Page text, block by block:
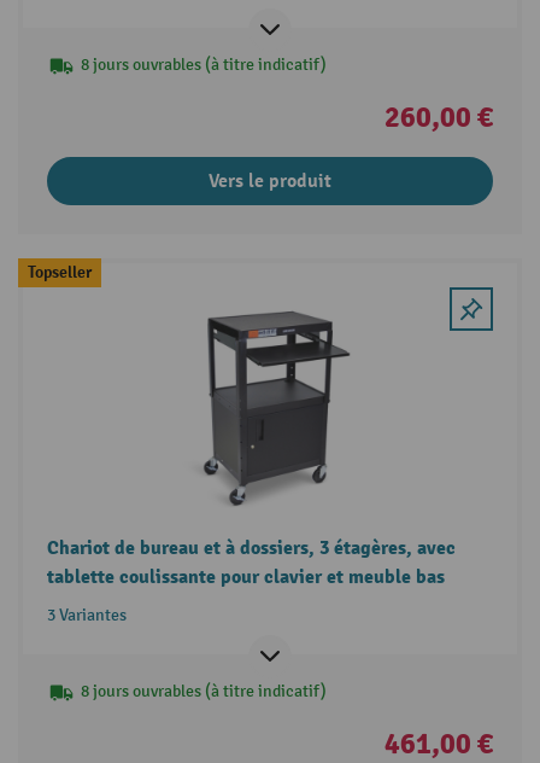
8 jours ouvrables (à titre indicatif)
260,00 €
Vers le produit
Topseller
Chariot de bureau et à dossiers, 3 étagères, avec
tablette coulissante pour clavier et meuble bas
3 Variantes
8 jours ouvrables (à titre indicatif)
461,00 €